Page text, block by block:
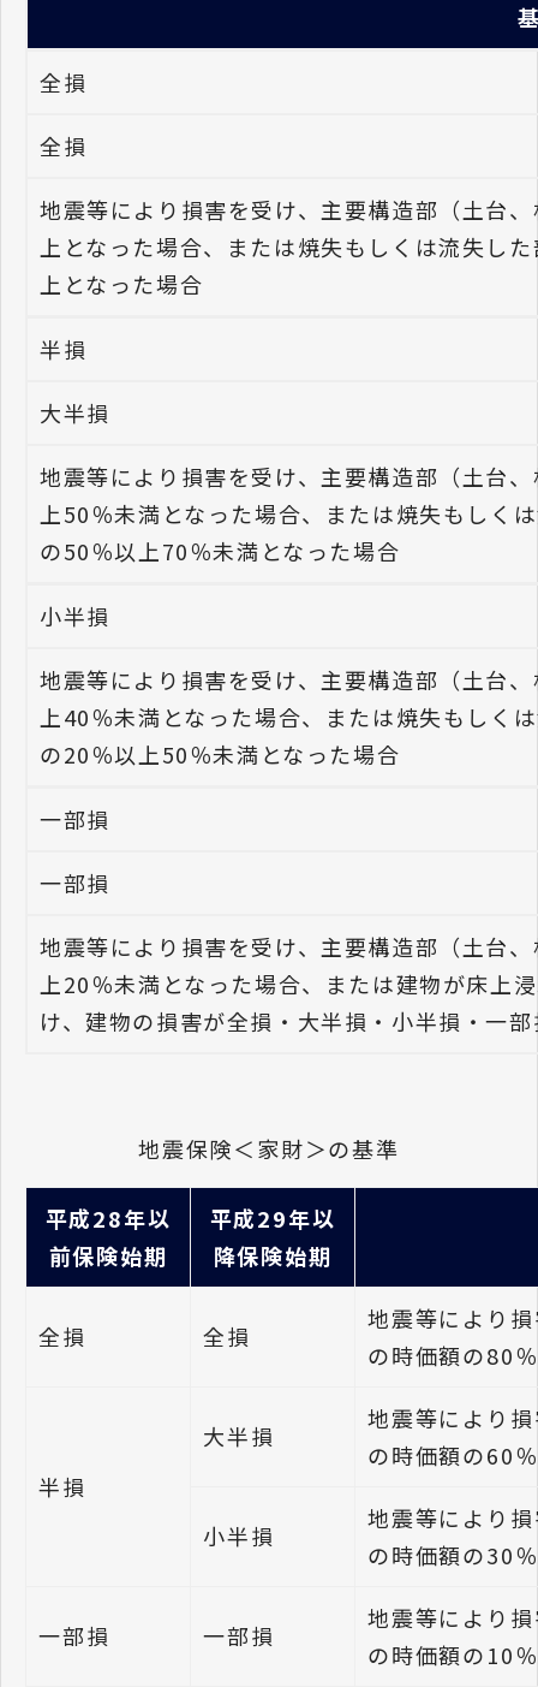
全損
全損
地震等により損害を受け、主要構造部（土台
上となった場合、または焼失もしくは流失し
上となった場合
半損
大半損
地震等により損害を受け、主要構造部（土台
上50％未満となった場合、または焼失もしく
の50％以上70％未満となった場合
小半損
地震等により損害を受け、主要構造部（土台
上40％未満となった場合、または焼失もしく
の20％以上50％未満となった場合
一部損
一部損
地震等により損害を受け、主要構造部（土台
上20％未満となった場合、または建物が床上
け、建物の損害が全損・大半損・小半損・一
地震保険＜家財＞の基準
平成28年以
前保険始期
平成29年以
降保険始期
全損 全損
地震等により
の時価額の80
半損
大半損
地震等により
の時価額の60
小半損
地震等により
の時価額の30
一部損 一部損
地震等により
の時価額の10